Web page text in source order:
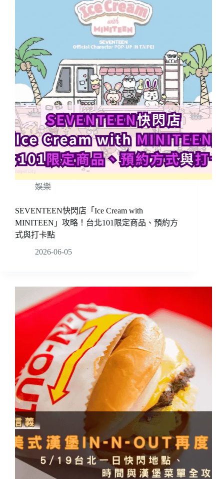
娛樂
SEVENTEEN快閃店「Ice Cream with
MINITEEN」攻略！台北101限定商品、預約方
式與打卡點
2026-06-05